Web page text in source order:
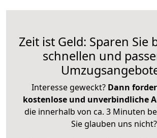
Zeit ist Geld: Sparen Sie
schnellen und
Interesse geweckt? Dann
kostenlose und unverbindliche
die innerhalb von ca. 3 Minuten
Sie glauben uns nicht?